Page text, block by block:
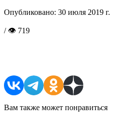
Опубликовано: 30 июля 2019 г.
/ 👁 719
Вам также может понравиться